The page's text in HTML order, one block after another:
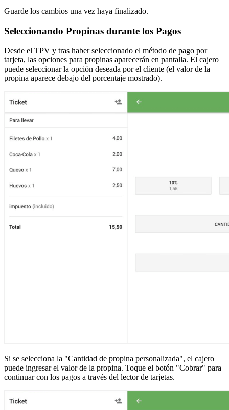
Guarde los cambios una vez haya finalizado.
Seleccionando Propinas durante los Pagos
Desde el TPV y tras haber seleccionado el método de pago por
tarjeta, las opciones para propinas aparecerán en pantalla. El cajero
puede seleccionar la opción deseada por el cliente (el valor de la
propina aparece debajo del porcentaje mostrado).
Si se selecciona la "Cantidad de propina personalizada", el cajero
puede ingresar el valor de la propina. Toque el botón "Cobrar" para
continuar con los pagos a través del lector de tarjetas.